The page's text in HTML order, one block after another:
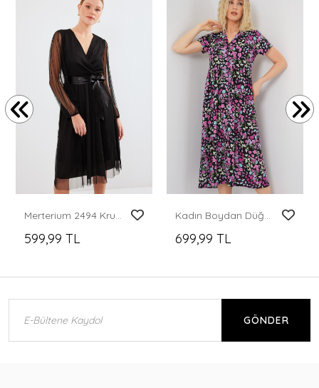
Merterium 2494 Kruvaze Yaka Tül Elbise - Siyah
599,99 TL
Kadın Boydan Düğmeli Kısa Kol Çiçekli Elbise 2561 - Siyah
699,99 TL
GÖNDER